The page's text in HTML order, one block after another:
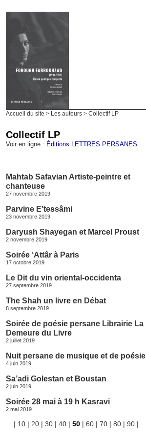
Accueil du site > Les auteurs > Collectif LP
Collectif LP
Voir en ligne : Éditions LETTRES PERSANES
Mahtab Safavian Artiste-peintre et
chanteuse
27 novembre 2019
Parvine E’tessâmi
23 novembre 2019
Daryush Shayegan et Marcel Proust
2 novembre 2019
Soirée ‘Attâr à Paris
17 octobre 2019
Le Dit du vin oriental-occidenta
27 septembre 2019
The Shah un livre en Débat
8 septembre 2019
Soirée de poésie persane Librairie La
Demeure du Livre
2 juillet 2019
Nuit persane de musique et de poésie
4 juin 2019
Sa’adi Golestan et Boustan
2 juin 2019
Soirée 28 mai à 19 h Kasravi
2 mai 2019
| 10 | 20 | 30 | 40 | 50 | 60 | 70 | 80 | 90 |